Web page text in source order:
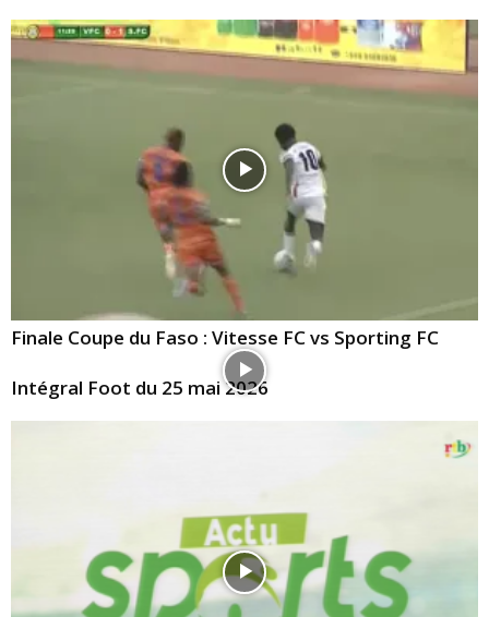
Finale Coupe du Faso : Vitesse FC vs Sporting FC
Intégral Foot du 25 mai 2026